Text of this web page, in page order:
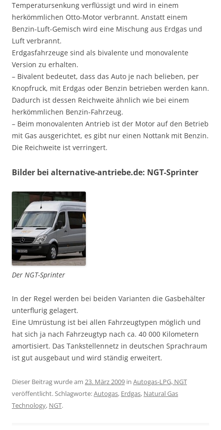
Temperatursenkung verflüssigt und wird in einem
herkömmlichen Otto-Motor verbrannt. Anstatt einem
Benzin-Luft-Gemisch wird eine Mischung aus Erdgas und
Luft verbrannt.
Erdgasfahrzeuge sind als bivalente und monovalente
Version zu erhalten.
– Bivalent bedeutet, dass das Auto je nach belieben, per
Knopfruck, mit Erdgas oder Benzin betrieben werden kann.
Dadurch ist dessen Reichweite ähnlich wie bei einem
herkömmlichen Benzin-Fahrzeug.
– Beim monovalenten Antrieb ist der Motor auf den Betrieb
mit Gas ausgerichtet, es gibt nur einen Nottank mit Benzin.
Die Reichweite ist verringert.
Bilder bei alternative-antriebe.de: NGT-Sprinter
Der NGT-Sprinter
In der Regel werden bei beiden Varianten die Gasbehälter
unterflurig gelagert.
Eine Umrüstung ist bei allen Fahrzeugtypen möglich und
hat sich ja nach Fahrzeugtyp nach ca. 40 000 Kilometern
amortisiert. Das Tankstellennetz in deutschen Sprachraum
ist gut ausgebaut und wird ständig erweitert.
Dieser Beitrag wurde am 23. März 2009 in Autogas-LPG, NGT
veröffentlicht. Schlagworte:Autogas, Erdgas, Natural Gas
Technology, NGT.